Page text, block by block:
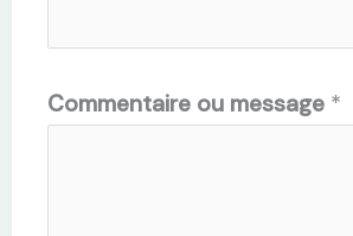
Commentaire ou message *